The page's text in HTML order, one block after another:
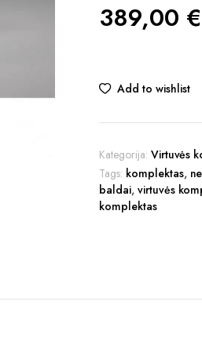
389,00 €
Add to wishlist
Kategorija: Virtuvės
Tags: komplektas,
baldai, virtuvės
komplektas